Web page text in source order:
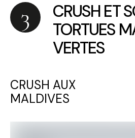
CRUSH ET
TORTUES
VERTES
CRUSH AUX
MALDIVES